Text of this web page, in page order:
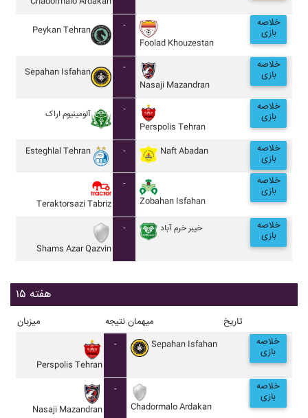
Peykan Tehran
-
Foolad Khouzestan
خلاصه
بازی
Sepahan Isfahan
-
Nasaji Mazandran
خلاصه
بازی
آلومينيوم اراک
-
Perspolis Tehran
خلاصه
بازی
Esteghlal Tehran - Naft Abadan خلاصه
بازی
Teraktorsazi Tabriz
-
Zobahan Isfahan
خلاصه
بازی
Shams Azar Qazvin
- خيبر خرم آباد خلاصه
بازی
هفته ۱۵
میزبان نتیجه میهمان تاریخ
Perspolis Tehran
- Sepahan Isfahan خلاصه
بازی
Nasaji Mazandran
-
Chadormalo Ardakan
خلاصه
بازی